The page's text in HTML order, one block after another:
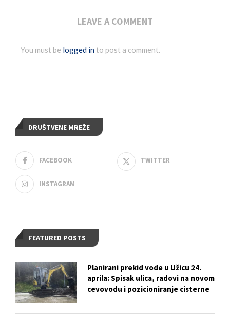
LEAVE A COMMENT
You must be logged into post a comment.
DRUŠTVENE MREŽE
FACEBOOK TWITTER
INSTAGRAM
FEATURED POSTS
Planirani prekid vode u Užicu 24.
aprila: Spisak ulica, radovi na novom
cevovodu i pozicioniranje cisterne